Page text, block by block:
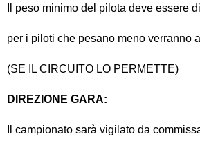
Il peso minimo del pilota deve essere
per i piloti che pesano meno verranno
(SE IL CIRCUITO LO PERMETTE)
DIREZIONE GARA:
Il campionato sarà vigilato da